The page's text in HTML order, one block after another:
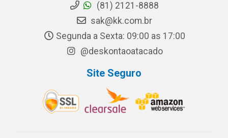
(81) 2121-8888
sak@kk.com.br
Segunda a Sexta: 09:00 as 17:00
@deskontaoatacado
Site Seguro